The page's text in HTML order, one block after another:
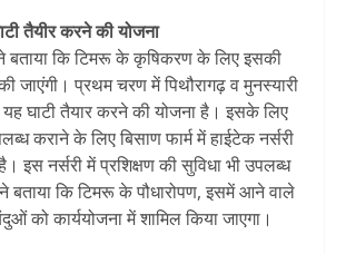
तैयीर करने की योजना
बताया कि टिमरू के कृषिकरण के लिए इसकी
जाएंगी। प्रथम चरण में पिथौरागढ़ व मुनस्यारी
घाटी तैयार करने की योजना है। इसके लिए
कराने के लिए बिसाण फार्म में हाईटेक नर्सरी
इस नर्सरी में प्रशिक्षण की सुविधा भी उपलब्ध
ने बताया कि टिमरू के पौधारोपण, इसमें आने वाले
को कार्ययोजना में शामिल किया जाएगा।